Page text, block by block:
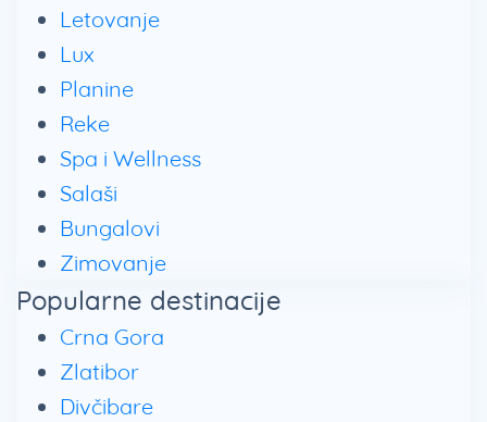
Letovanje
Lux
Planine
Reke
Spa i Wellness
Salaši
Bungalovi
Zimovanje
Popularne destinacije
Crna Gora
Zlatibor
Divčibare